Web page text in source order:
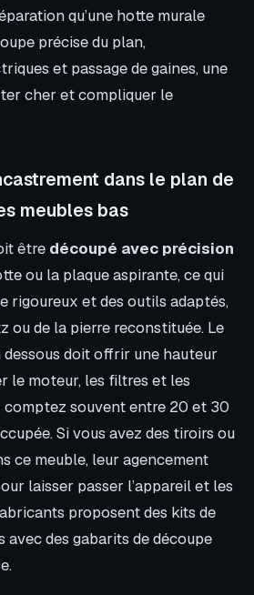
qu’une hotte murale
précise du plan,
et passage de gaines, une
cher et compliquer le
dans le plan de
meubles bas
être découpé avec précision
ou la plaque aspirante, ce qui
rigoureux et des outils adaptés,
ou de la pierre reconstituée. Le
dessous doit offrir une hauteur
le moteur, les filtres et les
comptez souvent entre 20 et 30
Si vous avez des tiroirs ou
ce meuble, leur agencement
laisser passer l’appareil et les
proposent des kits de
avec des gabarits de découpe